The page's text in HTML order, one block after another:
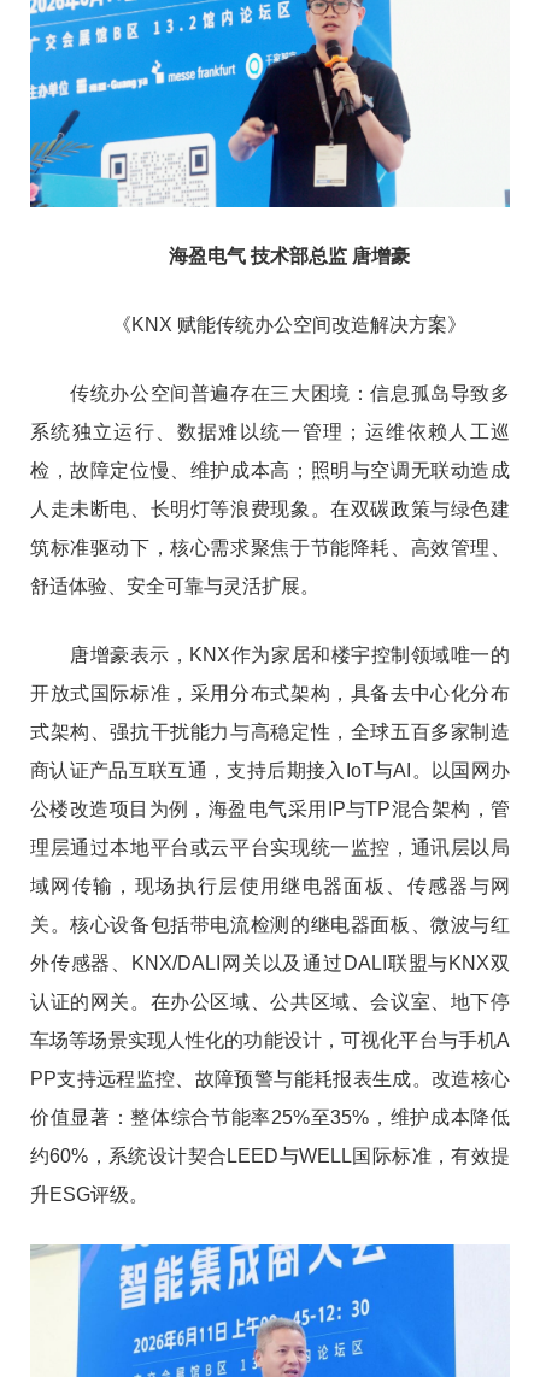
海盈电气 技术部总监 唐增豪
《KNX 赋能传统办公空间改造解决方案》
传统办公空间普遍存在三大困境：信息孤岛导致多
系统独立运行、数据难以统一管理；运维依赖人工巡
检，故障定位慢、维护成本高；照明与空调无联动造成
人走未断电、长明灯等浪费现象。在双碳政策与绿色建
筑标准驱动下，核心需求聚焦于节能降耗、高效管理、
舒适体验、安全可靠与灵活扩展。
唐增豪表示，KNX作为家居和楼宇控制领域唯一的
开放式国际标准，采用分布式架构，具备去中心化分布
式架构、强抗干扰能力与高稳定性，全球五百多家制造
商认证产品互联互通，支持后期接入IoT与AI。以国网办
公楼改造项目为例，海盈电气采用IP与TP混合架构，管
理层通过本地平台或云平台实现统一监控，通讯层以局
域网传输，现场执行层使用继电器面板、传感器与网
关。核心设备包括带电流检测的继电器面板、微波与红
外传感器、KNX/DALI网关以及通过DALI联盟与KNX双
认证的网关。在办公区域、公共区域、会议室、地下停
车场等场景实现人性化的功能设计，可视化平台与手机A
PP支持远程监控、故障预警与能耗报表生成。改造核心
价值显著：整体综合节能率25%至35%，维护成本降低
约60%，系统设计契合LEED与WELL国际标准，有效提
升ESG评级。